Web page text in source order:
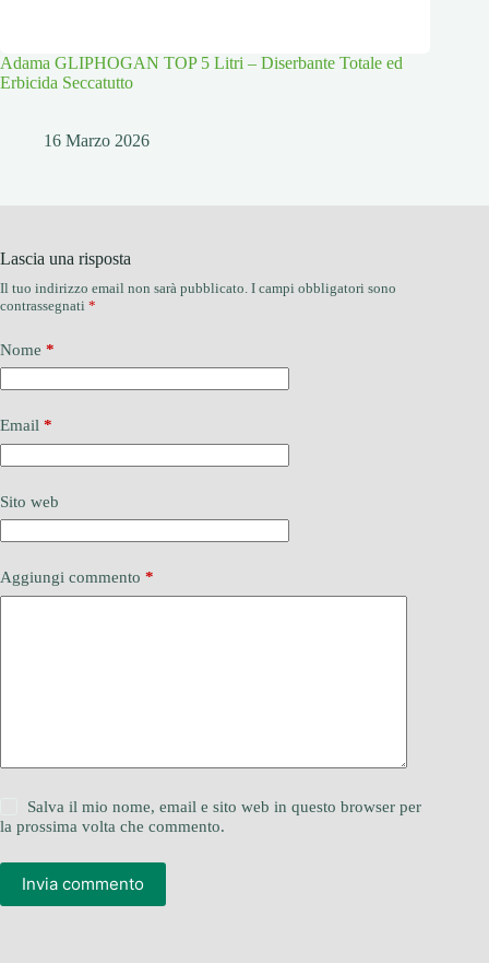
Adama GLIPHOGAN TOP 5 Litri – Diserbante Totale ed
Erbicida Seccatutto
16 Marzo 2026
Lascia una risposta
Il tuo indirizzo email non sarà pubblicato. I campi obbligatori sono
contrassegnati *
Nome *
Email *
Sito web
Aggiungi commento *
Salva il mio nome, email e sito web in questo browser per
la prossima volta che commento.
Invia commento